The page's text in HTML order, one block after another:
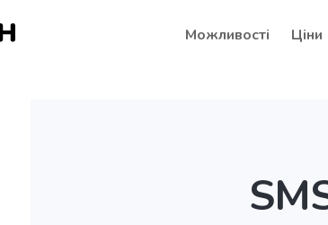
Можливості Ціни